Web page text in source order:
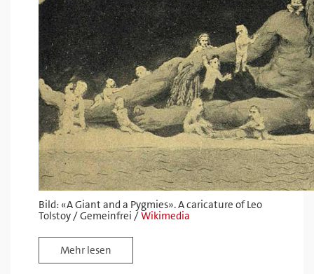
Bild: «A Giant and a Pygmies». A caricature of Leo
Tolstoy / Gemeinfrei /Wikimedia
Mehr lesen